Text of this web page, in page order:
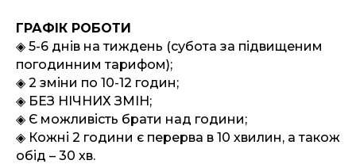
ГРАФІК РОБОТИ
◈ 5-6 днів на тиждень (субота за підвищеним
погодинним тарифом);
◈ 2 зміни по 10-12 годин;
◈ БЕЗ НІЧНИХ ЗМІН;
◈ Є можливість брати над години;
◈ Кожні 2 години є перерва в 10 хвилин, а також
обід – 30 хв.